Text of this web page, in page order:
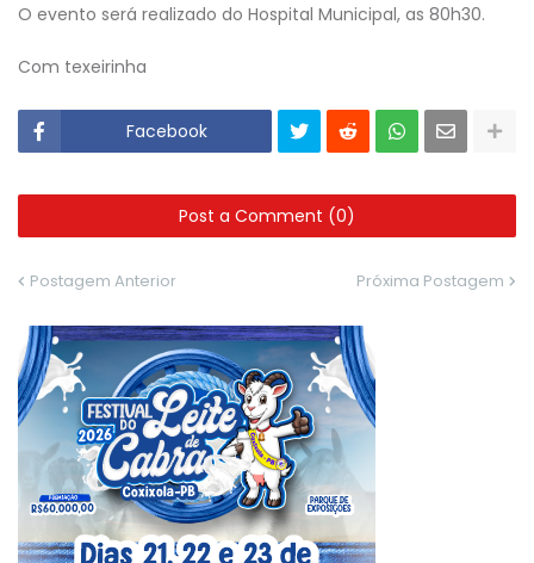
O evento será realizado do Hospital Municipal, as 80h30.
Com texeirinha
Facebook
Post a Comment (0)
Postagem Anterior Próxima Postagem